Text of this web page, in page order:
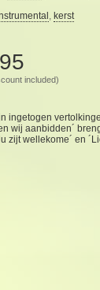
, kerst
included)
ingetogen
wij aanbidden´
zijt wellekome´ en